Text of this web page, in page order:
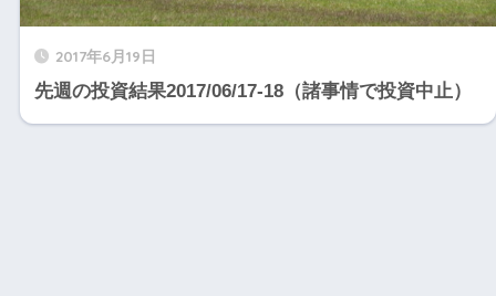
2017年6月19日
先週の投資結果2017/06/17-18（諸事情で投資中止）